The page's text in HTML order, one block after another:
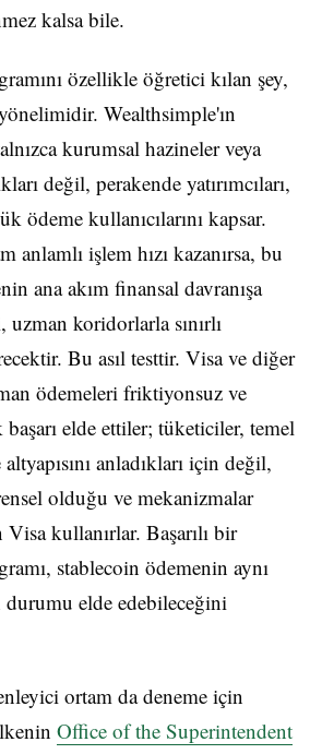
kalsa bile.
özellikle öğretici kılan şey,
Wealthsimple'ın
kurumsal hazineler veya
değil, perakende yatırımcıları,
ödeme kullanıcılarını kapsar.
anlamlı işlem hızı kazanırsa, bu
ana akım finansal davranışa
koridorlarla sınırlı
Bu asıl testtir. Visa ve diğer
ödemeleri friktiyonsuz ve
elde ettiler; tüketiciler, temel
anladıkları için değil,
olduğu ve mekanizmalar
Visa kullanırlar. Başarılı bir
stablecoin ödemenin aynı
durumu elde edebileceğini
ortam da deneme için
Office of the Superintendent